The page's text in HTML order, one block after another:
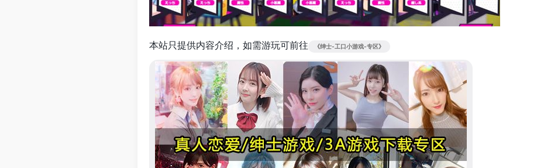
本站只提供内容介绍，如需游玩可前往 《绅士-工口小游戏-专区》